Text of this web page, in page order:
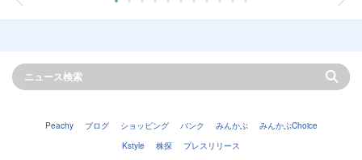
Peachy ブログ ショッピング バンク みんかぶ
みんかぶChoice
Kstyle
株探 プレスリリース